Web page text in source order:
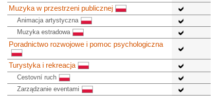
Muzyka w przestrzeni publicznej
Animacja artystyczna
Muzyka estradowa
Poradnictwo rozwojowe i pomoc psychologiczna
Turystyka i rekreacja
Cestovní ruch
Zarządzanie eventami